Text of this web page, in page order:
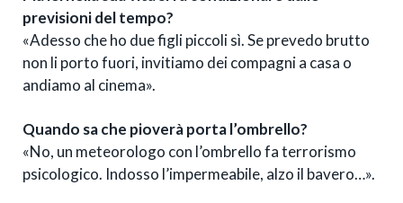
previsioni del tempo?
«Adesso che ho due figli piccoli sì. Se prevedo brutto
non li porto fuori, invitiamo dei compagni a casa o
andiamo al cinema».
Quando sa che pioverà porta l’ombrello?
«No, un meteorologo con l’ombrello fa terrorismo
psicologico. Indosso l’impermeabile, alzo il bavero…».